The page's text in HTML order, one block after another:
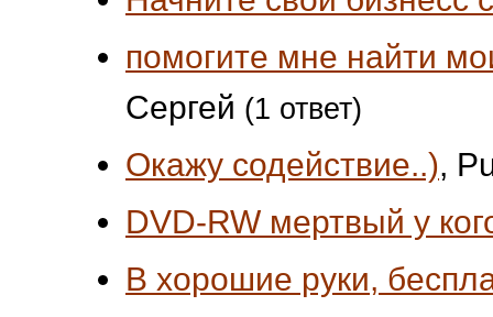
помогите мне найти
Сергей (1 ответ)
Окажу содействие..),
DVD-RW мертвый у
В хорошие руки,